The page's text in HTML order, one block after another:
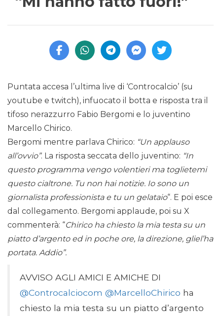
Puntata accesa l’ultima live di ‘Controcalcio’ (su
youtube e twitch), infuocato il botta e risposta tra il
tifoso nerazzurro Fabio Bergomi e lo juventino
Marcello Chirico.
Bergomi mentre parlava Chirico: “Un applauso
all’ovvio”. La risposta seccata dello juventino: “In
questo programma vengo volentieri ma toglietemi
questo cialtrone. Tu non hai notizie. Io sono un
giornalista professionista e tu un gelataio“. E poi esce
dal collegamento. Bergomi applaude, poi su X
commenterà: “Chirico ha chiesto la mia testa su un
piatto d’argento ed in poche ore, la direzione, gliel’ha
portata. Addio”.
AVVISO AGLI AMICI E AMICHE DI
@Controcalciocom @MarcelloChirico ha
chiesto la mia testa su un piatto d’argento